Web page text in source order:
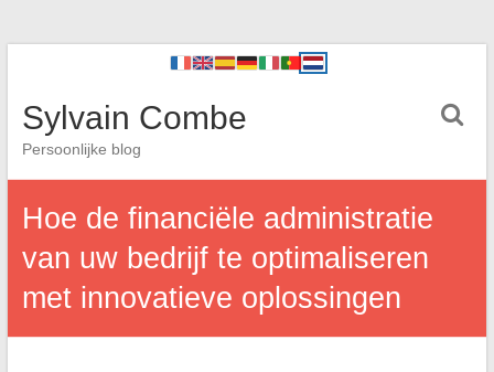
Sylvain Combe
Persoonlijke blog
Hoe de financiële administratie
van uw bedrijf te optimaliseren
met innovatieve oplossingen